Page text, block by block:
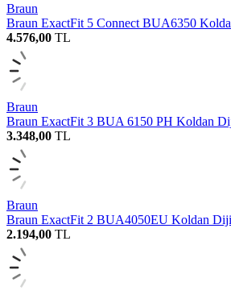
Braun
Braun ExactFit 5 Connect BUA6350
4.576,00 TL
Braun
Braun ExactFit 3 BUA 6150 PH Koldan
3.348,00 TL
Braun
Braun ExactFit 2 BUA4050EU Koldan
2.194,00 TL